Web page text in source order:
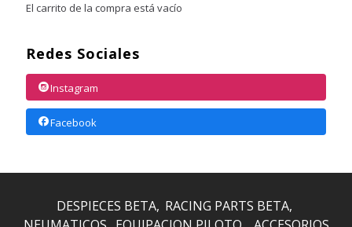
El carrito de la compra está vacío
Redes Sociales
Instagram
Facebook
DESPIECES BETA RACING PARTS BETA